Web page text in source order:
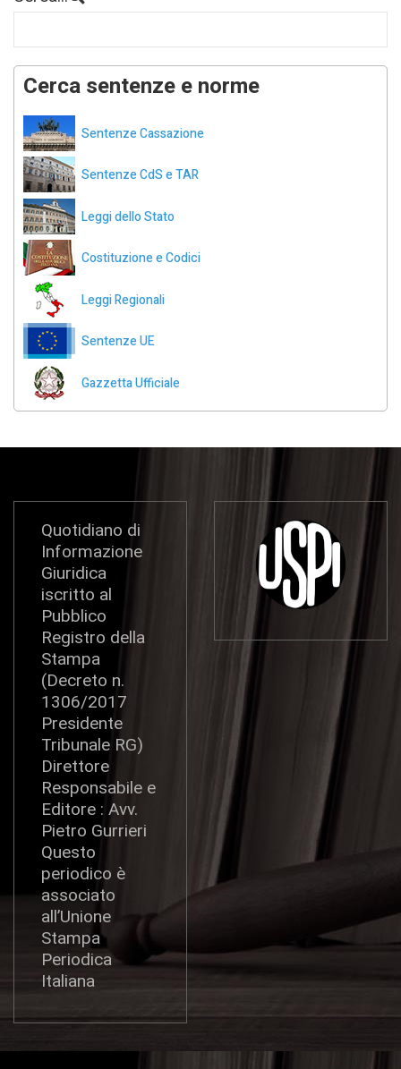
Cerca sentenze e norme
Sentenze Cassazione
Sentenze CdS e TAR
Leggi dello Stato
Costituzione e Codici
Leggi Regionali
Sentenze UE
Gazzetta Ufficiale
Quotidiano di
Informazione
Giuridica
iscritto al
Pubblico
Registro della
Stampa
(Decreto n.
1306/2017
Presidente
Tribunale RG)
Direttore
Responsabile e
Editore : Avv.
Pietro Gurrieri
Questo
periodico è
associato
all’Unione
Stampa
Periodica
Italiana